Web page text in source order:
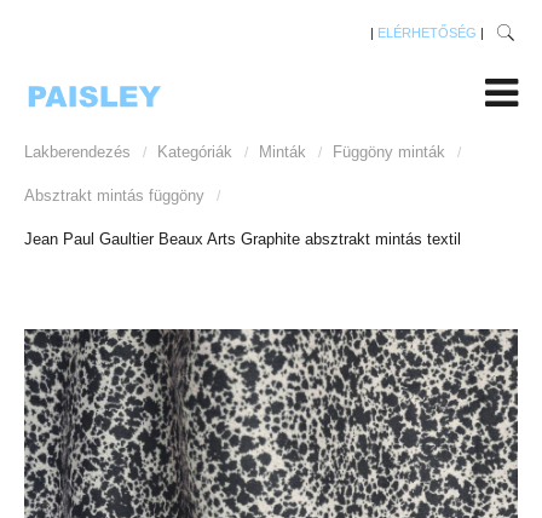
| ELÉRHETŐSÉG |
Lakberendezés / Kategóriák / Minták / Függöny minták /
Absztrakt mintás függöny /
Jean Paul Gaultier Beaux Arts Graphite absztrakt mintás textil